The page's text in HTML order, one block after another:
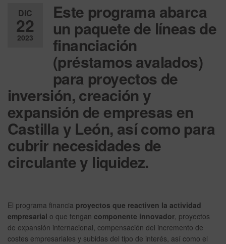
DIC
22
2023
Este programa abarca
un paquete de líneas de
financiación
(préstamos avalados)
para proyectos de
inversión, creación y
expansión de empresas en
Castilla y León, así como para
cubrir necesidades de
circulante y liquidez.
El programa financia proyectos que reactiven la actividad
empresarial o que tengan componente innovador, proyectos
de expansión internacional, compensación del incremento de
costes empresariales y subidas del tipo de interés, así como el